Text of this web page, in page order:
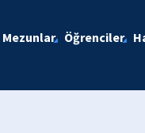
Mezunlar Öğrenciler